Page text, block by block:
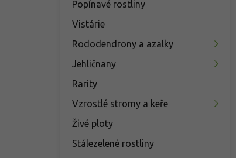
Popínavé rostliny
Vistárie
Rododendrony a azalky
Jehličnany
Rarity
Vzrostlé stromy a keře
Živé ploty
Stálezelené rostliny